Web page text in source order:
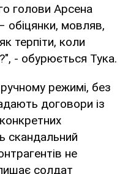
голови Арсена
обіцянки, мовляв,
терпіти, коли
- обурюється Тука.
режимі, без
договори із
скандальний
не
солдат